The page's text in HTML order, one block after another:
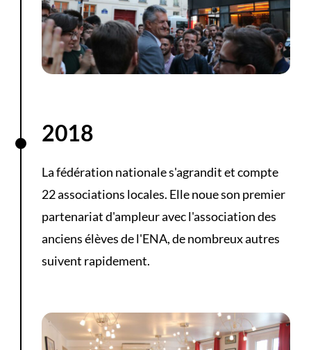
2018
La fédération nationale s'agrandit et compte
22 associations locales. Elle noue son premier
partenariat d'ampleur avec l'association des
anciens élèves de l'ENA, de nombreux autres
suivent rapidement.